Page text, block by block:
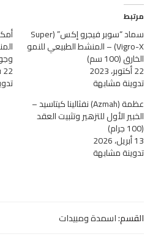
مرتبط
سماد “سوبر فيجرو إكس” (Super
Vigro-X) – المنشط الطبيعي للنمو
الخارق (100 سم)
22 أكتوبر، 2023
تدوينة مشابهة
22 فبراير، 2024
عظمة (Azmah) نفثالينا كيتاسيد –
الخبير الأول للتزهير وتثبيت العقد
(100 جرام)
13 أبريل، 2026
تدوينة مشابهة
القسم:اسمدة ومبيدات